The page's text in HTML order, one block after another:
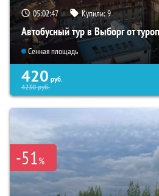
05:02:46 Купили:9
Автобусный тур в Выборг от
Сенная площадь
420 руб.
4230руб.
-51%